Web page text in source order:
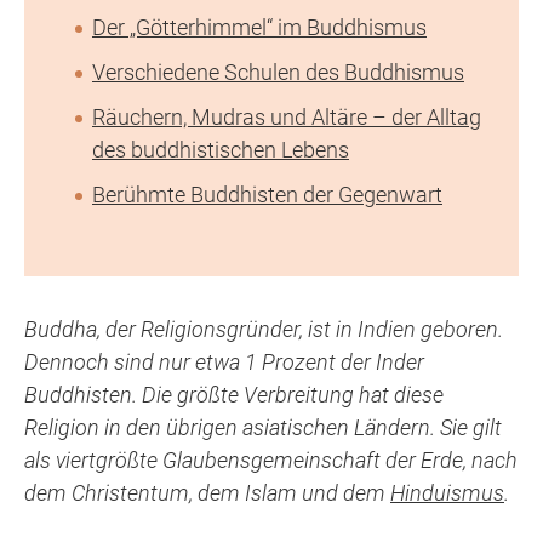
Der „Götterhimmel“ im Buddhismus
Verschiedene Schulen des Buddhismus
Räuchern, Mudras und Altäre – der Alltag
des buddhistischen Lebens
Berühmte Buddhisten der Gegenwart
Buddha, der Religionsgründer, ist in Indien geboren.
Dennoch sind nur etwa 1 Prozent der Inder
Buddhisten. Die größte Verbreitung hat diese
Religion in den übrigen asiatischen Ländern. Sie gilt
als viertgrößte Glaubensgemeinschaft der Erde, nach
dem Christentum, dem Islam und dem Hinduismus.